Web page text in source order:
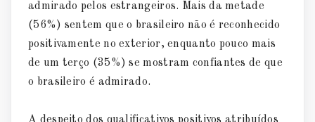
admirado pelos estrangeiros. Mais da metade
(56%) sentem que o brasileiro não é reconhecido
positivamente no exterior, enquanto pouco mais
de um terço (35%) se mostram confiantes de que
o brasileiro é admirado.